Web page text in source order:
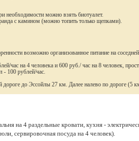
необходимости можно взять биотуалет.
с камином (можно топить только щепками).
возможно организованное питание на
час на 4 человека и 600 руб./ час на 8 человек,
- 100 рублей/час.
до Эссойлы 27 км. Далее налево по дороге (5
на 4 раздельные кровати, кухня -
сервировочная посуда на 4 человек).